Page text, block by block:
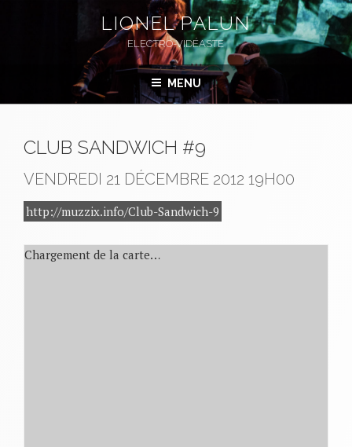
LIONEL PALUN
ELECTRO-VIDÉASTE
MENU
CLUB SANDWICH #9
VENDREDI 21 DÉCEMBRE 2012 19H00
http://muzzix.info/Club-Sandwich-9
Chargement de la carte…